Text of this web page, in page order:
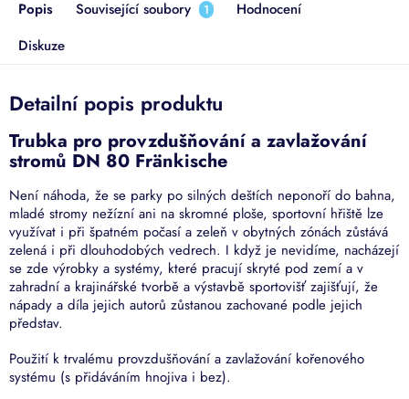
Popis Související soubory 1
Hodnocení
Diskuze
Detailní popis produktu
Trubka pro provzdušňování a zavlažování
stromů DN 80 Fränkische
Není náhoda, že se parky po silných deštích neponoří do bahna,
mladé stromy nežízní ani na skromné ploše, sportovní hřiště lze
využívat i při špatném počasí a zeleň v obytných zónách zůstává
zelená i při dlouhodobých vedrech. I když je nevidíme, nacházejí
se zde výrobky a systémy, které pracují skryté pod zemí a v
zahradní a krajinářské tvorbě a výstavbě sportovišť zajišťují, že
nápady a díla jejich autorů zůstanou zachované podle jejich
představ.
Použití k trvalému provzdušňování a zavlažování kořenového
systému (s přidáváním hnojiva i bez).